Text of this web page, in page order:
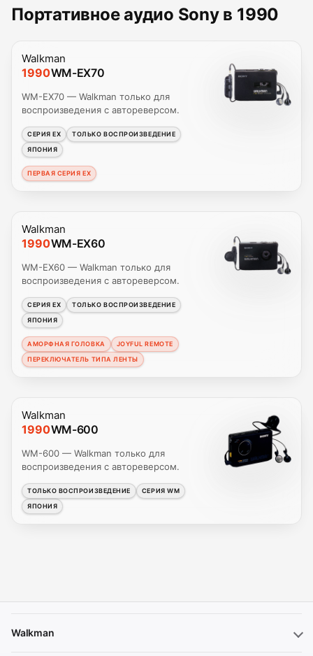
Портативное аудио Sony в 1990
Walkman
1990WM-EX70
WM-EX70 — Walkman только для
воспроизведения с автореверсом.
СЕРИЯ EX
ТОЛЬКО ВОСПРОИЗВЕДЕНИЕ
ЯПОНИЯ
ПЕРВАЯ СЕРИЯ EX
Walkman
1990WM-EX60
WM-EX60 — Walkman только для
воспроизведения с автореверсом.
СЕРИЯ EX
ТОЛЬКО ВОСПРОИЗВЕДЕНИЕ
ЯПОНИЯ
АМОРФНАЯ ГОЛОВКА
JOYFUL REMOTE
ПЕРЕКЛЮЧАТЕЛЬ ТИПА ЛЕНТЫ
Walkman
1990WM-600
WM-600 — Walkman только для
воспроизведения с автореверсом.
ТОЛЬКО ВОСПРОИЗВЕДЕНИЕ
СЕРИЯ WM
ЯПОНИЯ
Walkman